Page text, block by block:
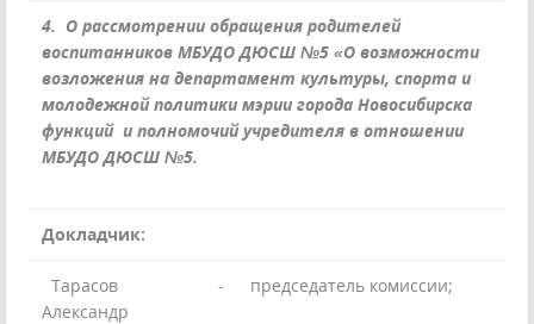
4. О рассмотрении обращения родителей
воспитанников МБУДО ДЮСШ №5 «О возможности
возложения на департамент культуры, спорта и
молодежной политики мэрии города Новосибирска
функций и полномочий учредителя в отношении
МБУДО ДЮСШ №5.
Докладчик:
Тарасов
Александр
- председатель комиссии;